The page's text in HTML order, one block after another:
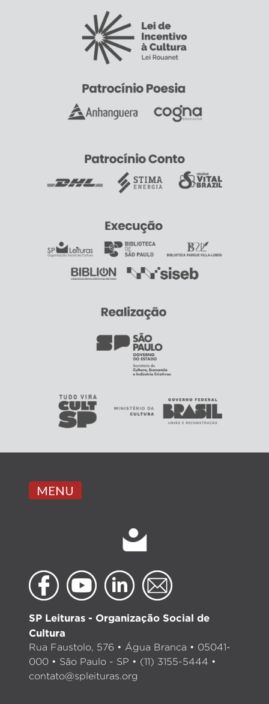
MENU
SP Leituras - Organização Social de
Cultura
Rua Faustolo, 576 • Água Branca • 05041-
000 • São Paulo - SP • (11) 3155-5444 •
contato@spleituras.org